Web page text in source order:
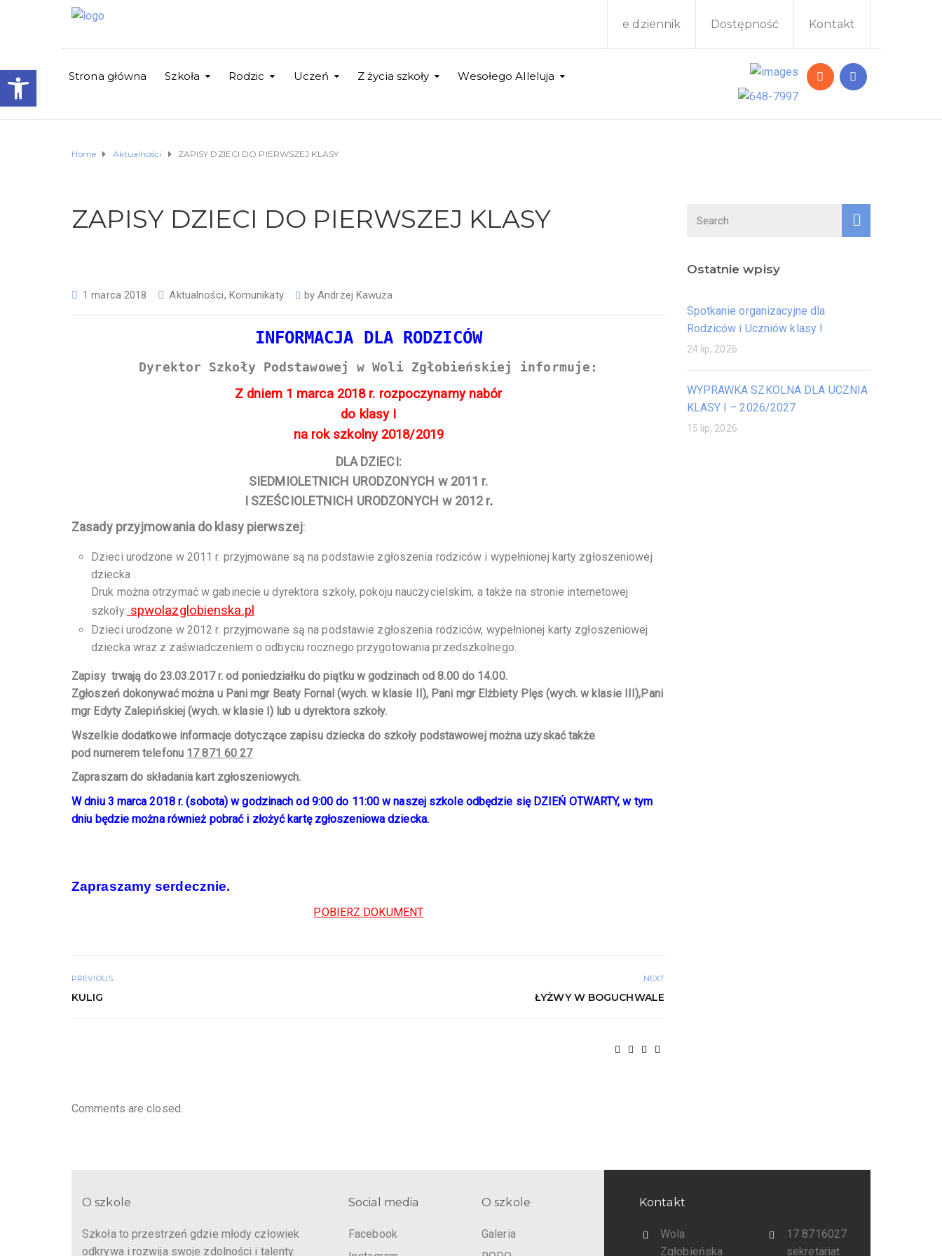
e dziennik Dostępność Kontakt
Strona główna Szkoła Rodzic Uczeń Z życia szkoły Wesołego Alleluja
Home Aktualności ZAPISY DZIECI DO PIERWSZEJ KLASY
ZAPISY DZIECI DO PIERWSZEJ KLASY
1 marca 2018 Aktualności, Komunikaty byAndrzej Kawuza
INFORMACJA DLA RODZICÓW
Dyrektor Szkoły Podstawowej w Woli Zgłobieńskiej informuje:
Z dniem 1 marca 2018 r. rozpoczynamy nabór
do klasy I
na rok szkolny 2018/2019
DLA DZIECI:
SIEDMIOLETNICH URODZONYCH w 2011 r.
I SZEŚCIOLETNICH URODZONYCH w 2012 r.
Zasady przyjmowania do klasy pierwszej:
Dzieci urodzone w 2011 r. przyjmowane są na podstawie zgłoszenia rodziców i wypełnionej karty zgłoszeniowej
dziecka .
Druk można otrzymać w gabinecie u dyrektora szkoły, pokoju nauczycielskim, a także na stronie internetowej
szkoły: spwolazglobienska.pl
Dzieci urodzone w 2012 r. przyjmowane są na podstawie zgłoszenia rodziców, wypełnionej karty zgłoszeniowej
dziecka wraz z zaświadczeniem o odbyciu rocznego przygotowania przedszkolnego.
Zapisy trwają do 23.03.2017 r. od poniedziałku do piątku w godzinach od 8.00 do 14.00.
Zgłoszeń dokonywać można u Pani mgr Beaty Fornal (wych. w klasie II), Pani mgr Elżbiety Plęs (wych. w klasie III),Pani
mgr Edyty Zalepińskiej (wych. w klasie I) lub u dyrektora szkoły.
Wszelkie dodatkowe informacje dotyczące zapisu dziecka do szkoły podstawowej można uzyskać także
pod numerem telefonu 17 871 60 27
Zapraszam do składania kart zgłoszeniowych.
W dniu 3 marca 2018 r. (sobota) w godzinach od 9:00 do 11:00 w naszej szkole odbędzie się DZIEŃ OTWARTY, w tym
dniu będzie można również pobraći złożyć kartę zgłoszeniowa dziecka.
Zapraszamy serdecznie.
POBIERZ DOKUMENT
PREVIOUS
KULIG
NEXT
ŁYŻWY W BOGUCHWALE
Comments are closed.
Ostatnie wpisy
Spotkanie organizacyjne dla
Rodziców i Uczniów klasy I
24 lip, 2026
WYPRAWKA SZKOLNA DLA UCZNIA
KLASY I – 2026/2027
15 lip, 2026
O szkole
Szkoła to przestrzeń gdzie młody człowiek
odkrywa i rozwija swoje zdolności i talenty.
Social media
Facebook
O szkole
Galeria
Kontakt
Wola
Zgłobieńska
17 8716027
sekretariat
Otwórz pasek narzędzi